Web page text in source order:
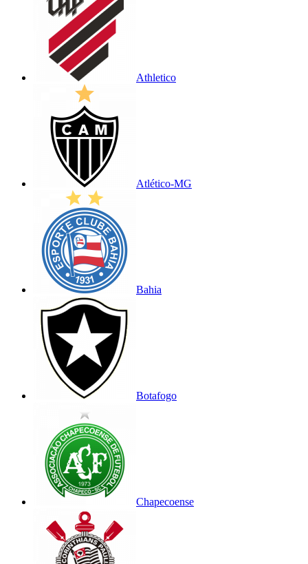
Athletico
Atlético-MG
Bahia
Botafogo
Chapecoense